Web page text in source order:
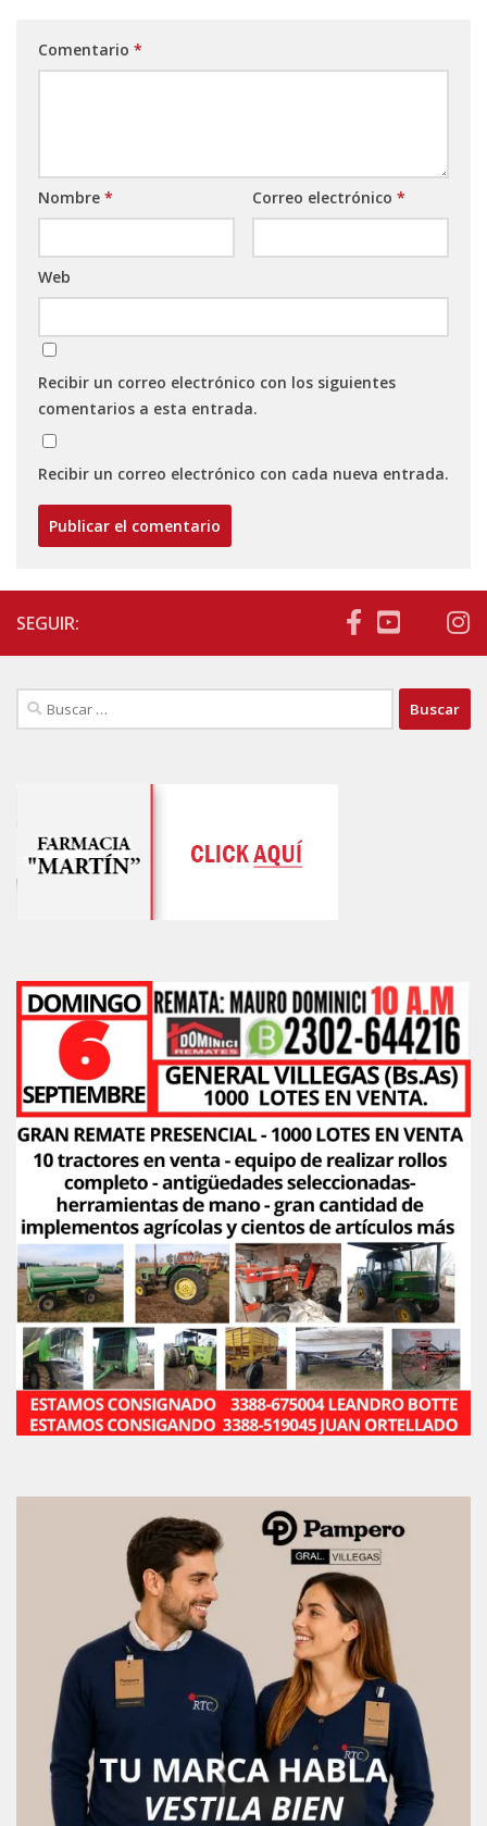
Comentario *
Nombre * Correo electrónico *
Web
Recibir un correo electrónico con los siguientes
comentarios a esta entrada.
Recibir un correo electrónico con cada nueva entrada.
SEGUIR:
Buscar: